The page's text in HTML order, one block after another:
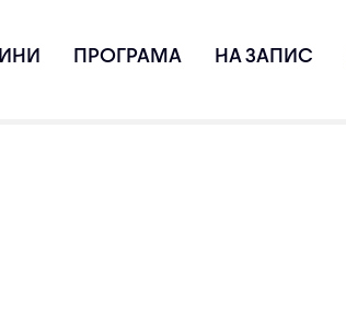
ПРОГРАМА НА ЗАПИС